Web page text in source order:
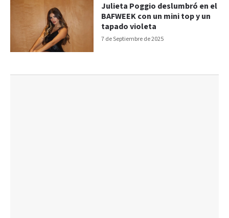
7 de Septiembre de 2025
Julieta Poggio deslumbró en el
BAFWEEK con un mini top y un
tapado violeta